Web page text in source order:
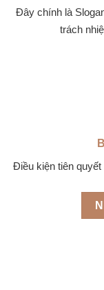
Đây chính là
trách
Điều kiện tiên quyết